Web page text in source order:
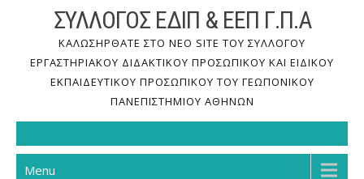
ΣΥΛΛΟΓΟΣ ΕΔΙΠ & ΕΕΠ Γ.Π.Α
ΚΑΛΩΣΗΡΘΑΤΕ ΣΤΟ ΝΕΟ SITE ΤΟΥ ΣΥΛΛΟΓΟΥ
ΕΡΓΑΣΤΗΡΙΑΚΟΥ ΔΙΔΑΚΤΙΚΟΥ ΠΡΟΣΩΠΙΚΟΥ ΚΑΙ ΕΙΔΙΚΟΥ
ΕΚΠΑΙΔΕΥΤΙΚΟΥ ΠΡΟΣΩΠΙΚΟΥ ΤΟΥ ΓΕΩΠΟΝΙΚΟΥ
ΠΑΝΕΠΙΣΤΗΜΙΟΥ ΑΘΗΝΩΝ
Menu